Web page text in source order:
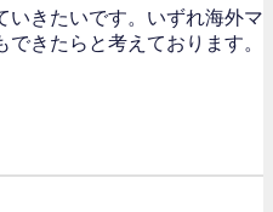
いきたいです。いずれ海外マ
きたらと考えております。